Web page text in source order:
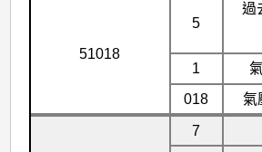
51018
5
過
1
018
氣
7